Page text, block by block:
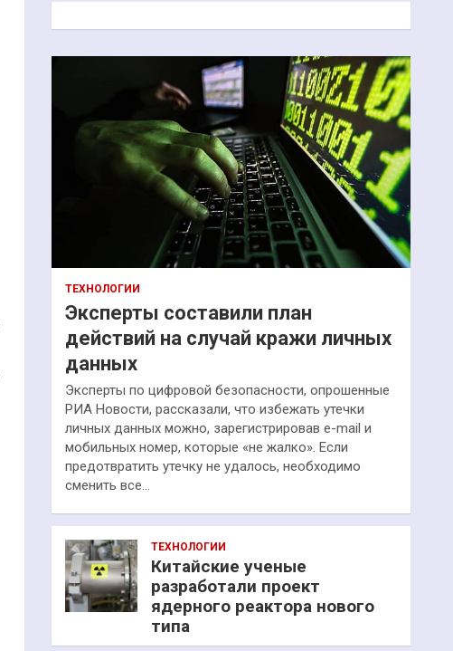
к
ТЕХНОЛОГИИ
Эксперты составили план
действий на случай кражи личных
данных
Эксперты по цифровой безопасности, опрошенные
РИА Новости, рассказали, что избежать утечки
личных данных можно, зарегистрировав e-mail и
мобильных номер, которые «не жалко». Если
предотвратить утечку не удалось, необходимо
сменить все…
ТЕХНОЛОГИИ
Китайские ученые
разработали проект
ядерного реактора нового
типа